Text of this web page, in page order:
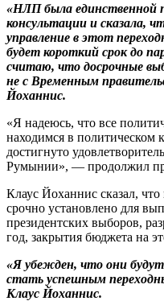
«НЛП была единственной
консультации и сказала,
управление в этот
будет короткий срок до
считаю, что досрочные
не с Временным
Йоханнис.
«Я надеюсь, что все
находимся в политическом
достигнуто
Румынии», — продолжил
Клаус Йоханнис сказал,
срочно установлено для
президентских выборов,
год, закрытия бюджета на
«Я убежден, что они
стать успешным
Клаус Йоханнис.